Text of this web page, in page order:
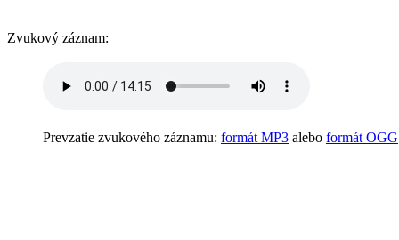
Zvukový záznam:
Prevzatie zvukového záznamu: formát MP3 alebo formát OGG